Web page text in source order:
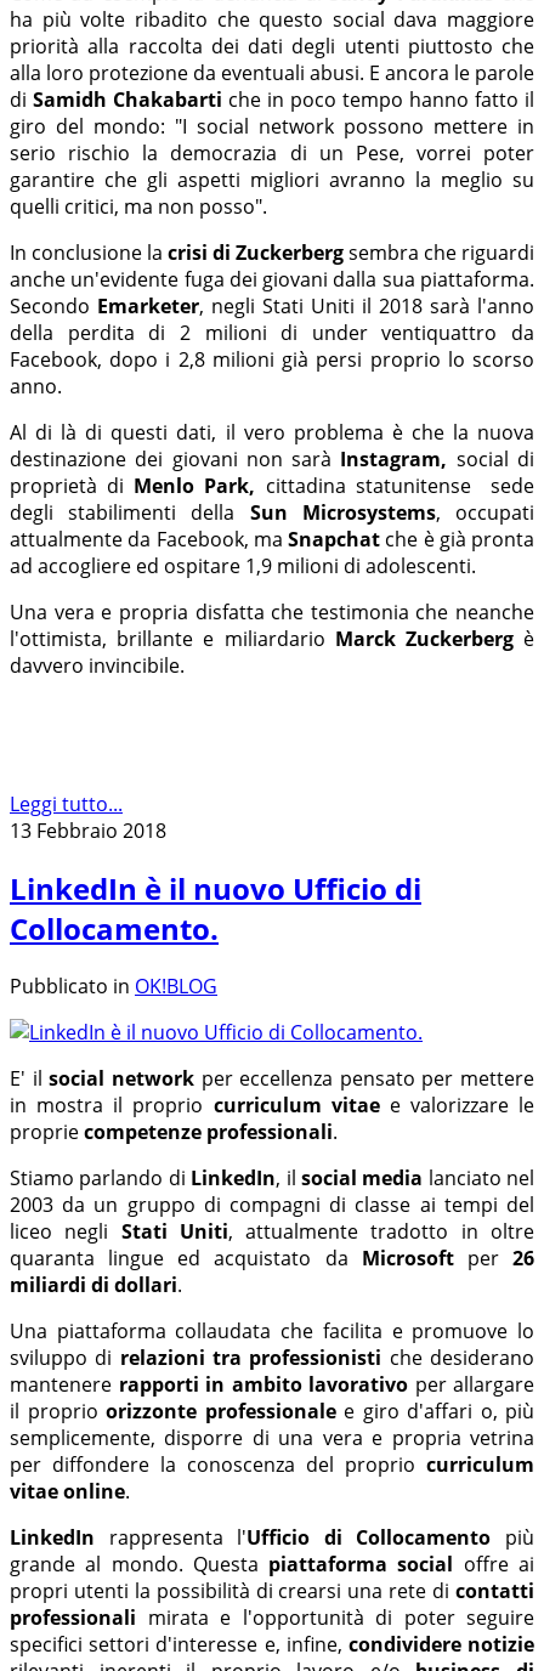
ha più volte ribadito che questo social dava maggiore
priorità alla raccolta dei dati degli utenti piuttosto che
alla loro protezione da eventuali abusi. E ancora le parole
di Samidh Chakabarti che in poco tempo hanno fatto il
giro del mondo: "I social network possono mettere in
serio rischio la democrazia di un Pese, vorrei poter
garantire che gli aspetti migliori avranno la meglio su
quelli critici, ma non posso".
In conclusione la crisi di Zuckerbergsembra che riguardi
anche un'evidente fuga dei giovani dalla sua piattaforma.
Secondo Emarketer, negli Stati Uniti il 2018 sarà l'anno
della perdita di 2 milioni di under ventiquattro da
Facebook, dopo i 2,8 milioni già persi proprio lo scorso
anno.
Al di là di questi dati, il vero problema è che la nuova
destinazione dei giovani non sarà Instagram, social di
proprietà di Menlo Park, cittadina statunitense sede
degli stabilimenti della Sun Microsystems, occupati
attualmente da Facebook, ma Snapchat che è già pronta
ad accogliere ed ospitare 1,9 milioni di adolescenti.
Una vera e propria disfatta che testimonia che neanche
l'ottimista, brillante e miliardario Marck Zuckerbergè
davvero invincibile.
Leggi tutto...
13 Febbraio 2018
LinkedIn è il nuovo Ufficio di
Collocamento.
Pubblicato in OK!BLOG
E' ilsocial networkper eccellenza pensato per mettere
in mostra il proprio curriculum vitaee valorizzare le
propriecompetenze professionali.
Stiamo parlando di LinkedIn, il social media lanciato nel
2003 da un gruppo di compagni di classe ai tempi del
liceo negli Stati Uniti, attualmente tradotto in oltre
quaranta lingue ed acquistato da Microsoftper26
miliardi di dollari.
Una piattaforma collaudata che facilita e promuove lo
sviluppo di relazioni tra professionisti che desiderano
mantenere rapporti in ambito lavorativo per allargare
il proprio orizzonte professionalee giro d'affari o, più
semplicemente, disporre di una vera e propria vetrina
per diffondere la conoscenza del proprio curriculum
vitae online.
LinkedIn rappresenta l'Ufficio di Collocamento più
grande al mondo. Questa piattaforma social offre ai
propri utenti la possibilità di crearsi una rete di contatti
professionali mirata e l'opportunità di poter seguire
specifici settori d'interesse e, infine, condividere notizie